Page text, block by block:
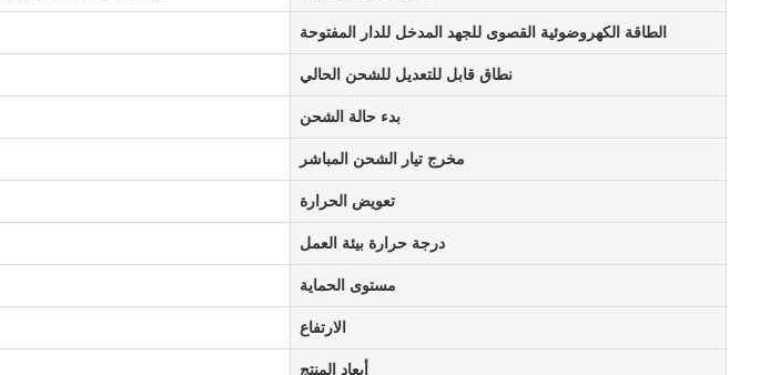
الطاقة الكهروضوئية القصوى للجهد المدخل للدار المفتوحة
نطاق قابل للتعديل للشحن الحالي
بدء حالة الشحن
مخرج تيار الشحن المباشر
تعويض الحرارة
درجة حرارة بيئة العمل
مستوى الحماية
الارتفاع
أبعاد المنتج